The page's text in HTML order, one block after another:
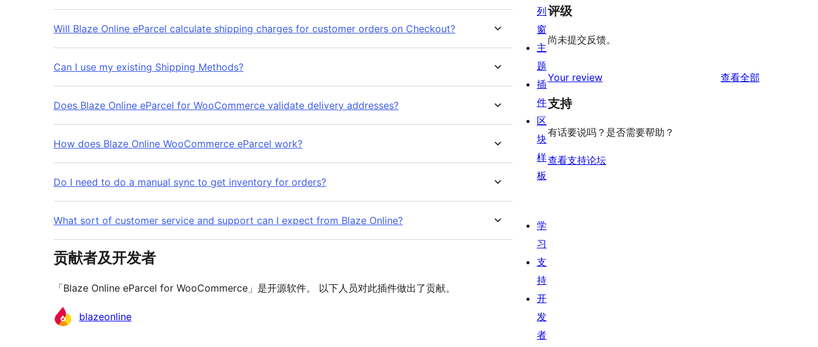
Will Blaze Online eParcel calculate shipping charges for customer orders on Checkout?
Can I use my existing Shipping Methods?
Does Blaze Online eParcel for WooCommerce validate delivery addresses?
How does Blaze Online WooCommerce eParcel work?
Do I need to do a manual sync to get inventory for orders?
What sort of customer service and support can I expect from Blaze Online?
贡献者及开发者
「Blaze Online eParcel for WooCommerce」是开源软件。 以下人员对此插件做出了贡献。
贡
blazeonline
评级
尚未提交反馈。
Your review 查看全部
支持
有话要说吗？是否需要帮助？
查看支持论坛
列
窗
主
题
插
件
区
块
样
板
学
习
支
持
开
发
者